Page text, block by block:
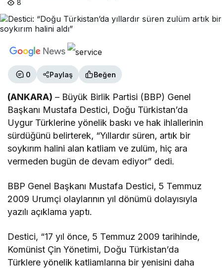
8
0 Paylaş Beğen
(ANKARA) – Büyük Birlik Partisi (BBP) Genel
Başkanı Mustafa Destici, Doğu Türkistan’da
Uygur Türklerine yönelik baskı ve hak ihlallerinin
sürdüğünü belirterek, “Yıllardır süren, artık bir
soykırım halini alan katliam ve zulüm, hiç ara
vermeden bugün de devam ediyor” dedi.
BBP Genel Başkanı Mustafa Destici, 5 Temmuz
2009 Urumçi olaylarının yıl dönümü dolayısıyla
yazılı açıklama yaptı.
Destici, “17 yıl önce, 5 Temmuz 2009 tarihinde,
Komünist Çin Yönetimi, Doğu Türkistan’da
Türklere yönelik katliamlarına bir yenisini daha